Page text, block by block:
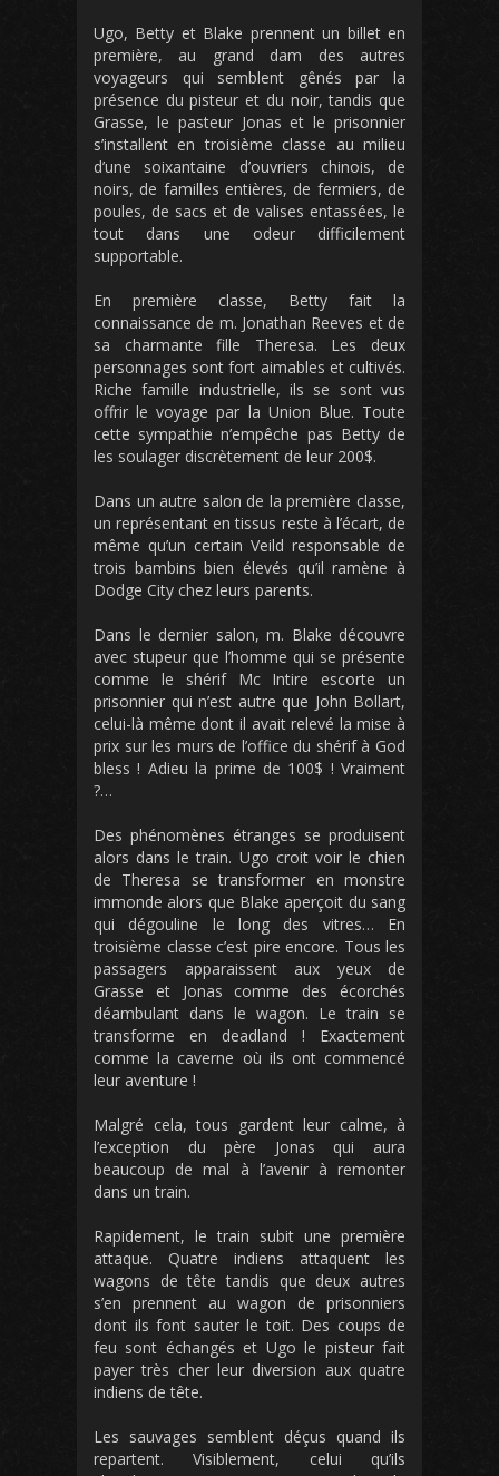
Ugo, Betty et Blake prennent un billet en
première, au grand dam des autres
voyageurs qui semblent gênés par la
présence du pisteur et du noir, tandis que
Grasse, le pasteur Jonas et le prisonnier
s’installent en troisième classe au milieu
d’une soixantaine d’ouvriers chinois, de
noirs, de familles entières, de fermiers, de
poules, de sacs et de valises entassées, le
tout dans une odeur difficilement
supportable.
En première classe, Betty fait la
connaissance de m. Jonathan Reeves et de
sa charmante fille Theresa. Les deux
personnages sont fort aimables et cultivés.
Riche famille industrielle, ils se sont vus
offrir le voyage par la Union Blue. Toute
cette sympathie n’empêche pas Betty de
les soulager discrètement de leur 200$.
Dans un autre salon de la première classe,
un représentant en tissus reste à l’écart, de
même qu’un certain Veild responsable de
trois bambins bien élevés qu’il ramène à
Dodge City chez leurs parents.
Dans le dernier salon, m. Blake découvre
avec stupeur que l’homme qui se présente
comme le shérif Mc Intire escorte un
prisonnier qui n’est autre que John Bollart,
celui-là même dont il avait relevé la mise à
prix sur les murs de l’office du shérif à God
bless ! Adieu la prime de 100$ ! Vraiment
?…
Des phénomènes étranges se produisent
alors dans le train. Ugo croit voir le chien
de Theresa se transformer en monstre
immonde alors que Blake aperçoit du sang
qui dégouline le long des vitres… En
troisième classe c’est pire encore. Tous les
passagers apparaissent aux yeux de
Grasse et Jonas comme des écorchés
déambulant dans le wagon. Le train se
transforme en deadland ! Exactement
comme la caverne où ils ont commencé
leur aventure !
Malgré cela, tous gardent leur calme, à
l’exception du père Jonas qui aura
beaucoup de mal à l’avenir à remonter
dans un train.
Rapidement, le train subit une première
attaque. Quatre indiens attaquent les
wagons de tête tandis que deux autres
s’en prennent au wagon de prisonniers
dont ils font sauter le toit. Des coups de
feu sont échangés et Ugo le pisteur fait
payer très cher leur diversion aux quatre
indiens de tête.
Les sauvages semblent déçus quand ils
repartent. Visiblement, celui qu’ils